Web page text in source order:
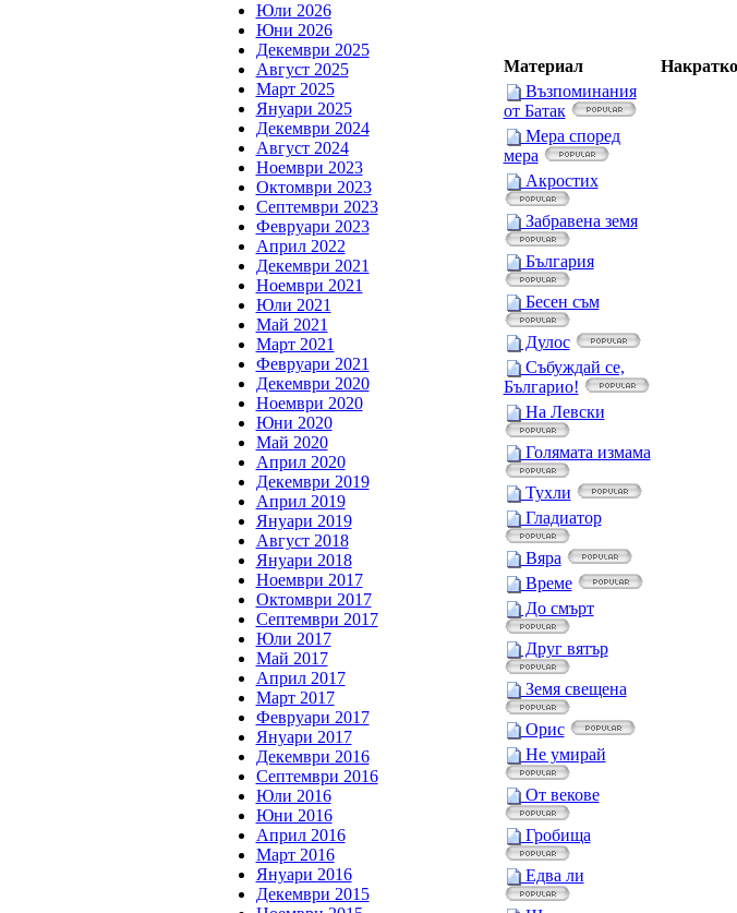
Юли 2026
Юни 2026
Декември 2025
Август 2025
Март 2025
Януари 2025
Декември 2024
Август 2024
Ноември 2023
Октомври 2023
Септември 2023
Февруари 2023
Април 2022
Декември 2021
Ноември 2021
Юли 2021
Май 2021
Март 2021
Февруари 2021
Декември 2020
Ноември 2020
Юни 2020
Май 2020
Април 2020
Декември 2019
Април 2019
Януари 2019
Август 2018
Януари 2018
Ноември 2017
Октомври 2017
Септември 2017
Юли 2017
Май 2017
Април 2017
Март 2017
Февруари 2017
Януари 2017
Декември 2016
Септември 2016
Юли 2016
Юни 2016
Април 2016
Март 2016
Януари 2016
Декември 2015
Материал Накратко
Възпоминания
от Батак
Мера според
мера
Акростих
Забравена земя
България
Бесен съм
Дулос
Събуждай се,
Българио!
На Левски
Голямата измама
Тухли
Гладиатор
Вяра
Време
До смърт
Друг вятър
Земя свещена
Орис
Не умирай
От векове
Гробища
Едва ли